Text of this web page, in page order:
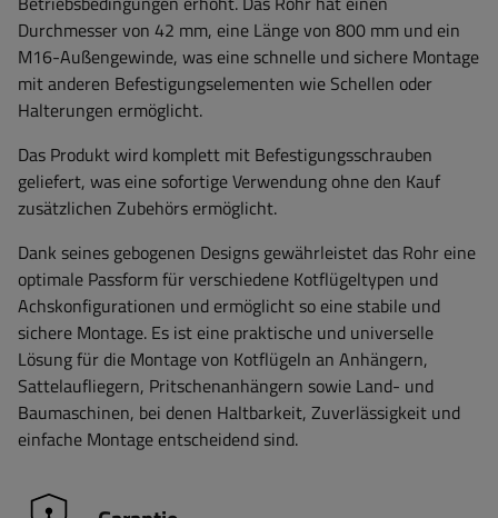
Durchmesser von 42 mm, eine Länge von 800 mm und ein
M16-Außengewinde, was eine schnelle und sichere Montage
mit anderen Befestigungselementen wie Schellen oder
Halterungen ermöglicht.
Das Produkt wird komplett mit Befestigungsschrauben
geliefert, was eine sofortige Verwendung ohne den Kauf
zusätzlichen Zubehörs ermöglicht.
Dank seines gebogenen Designs gewährleistet das Rohr eine
optimale Passform für verschiedene Kotflügeltypen und
Achskonfigurationen und ermöglicht so eine stabile und
sichere Montage. Es ist eine praktische und universelle
Lösung für die Montage von Kotflügeln an Anhängern,
Sattelaufliegern, Pritschenanhängern sowie Land- und
Baumaschinen, bei denen Haltbarkeit, Zuverlässigkeit und
einfache Montage entscheidend sind.